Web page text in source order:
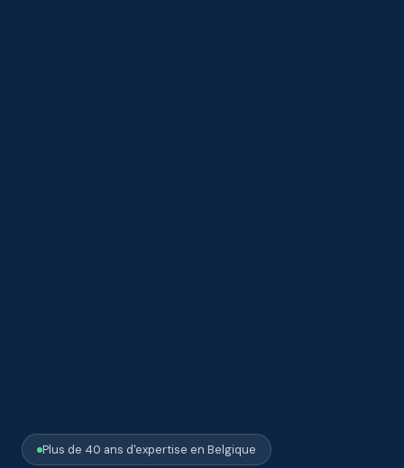
Plus de 40 ans d'expertise en Belgique